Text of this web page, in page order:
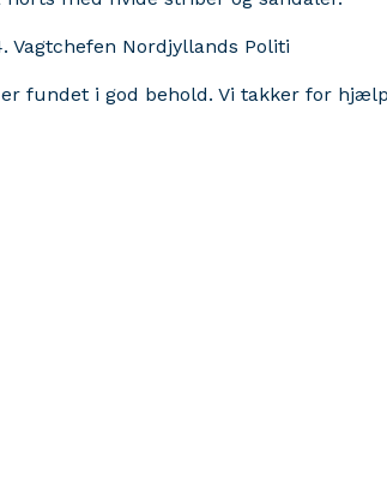
Vagtchefen Nordjyllands Politi
er fundet i god behold. Vi takker for